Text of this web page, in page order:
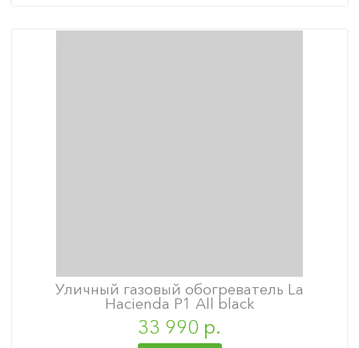
Уличный газовый обогреватель La
Hacienda P1 All black
33 990 р.